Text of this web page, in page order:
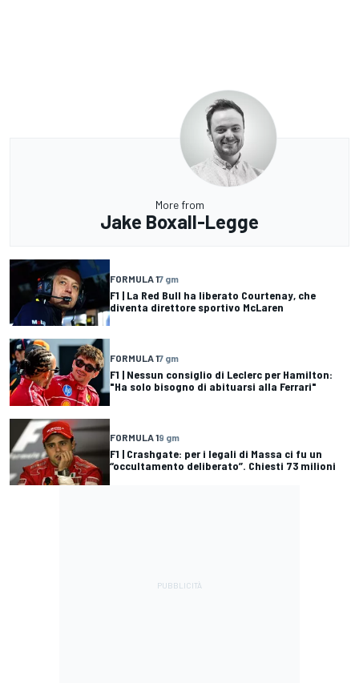
More from
Jake Boxall-Legge
FORMULA 17 gm
F1 | La Red Bull ha liberato Courtenay, che
diventa direttore sportivo McLaren
FORMULA 17 gm
F1 | Nessun consiglio di Leclerc per Hamilton:
"Ha solo bisogno di abituarsi alla Ferrari"
FORMULA 19 gm
F1 | Crashgate: per i legali di Massa ci fu un
“occultamento deliberato”. Chiesti 73 milioni